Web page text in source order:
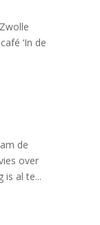
‘In de
de
over
is al te...